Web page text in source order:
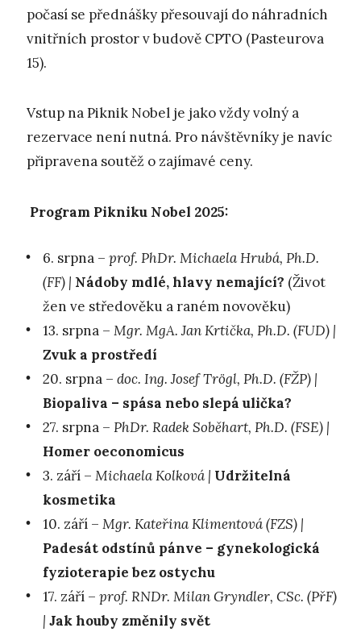
počasí se přednášky přesouvají do náhradních
vnitřních prostor v budově CPTO (Pasteurova
15).
Vstup na Piknik Nobel je jako vždy volný a
rezervace není nutná. Pro návštěvníky je navíc
připravena soutěž o zajímavé ceny.
Program Pikniku Nobel 2025:
6. srpna – prof. PhDr. Michaela Hrubá, Ph.D.
(FF) | Nádoby mdlé, hlavy nemající? (Život
žen ve středověku a raném novověku)
13. srpna – Mgr. MgA. Jan Krtička, Ph.D. (FUD) |
Zvuk a prostředí
20. srpna – doc. Ing. Josef Trögl, Ph.D. (FŽP) |
Biopaliva – spása nebo slepá ulička?
27. srpna – PhDr. Radek Soběhart, Ph.D. (FSE) |
Homer oeconomicus
3. září – Michaela Kolková | Udržitelná
kosmetika
10. září – Mgr. Kateřina Klimentová (FZS) |
Padesát odstínů pánve – gynekologická
fyzioterapie bez ostychu
17. září – prof. RNDr. Milan Gryndler, CSc. (PřF)
| Jak houby změnily svět